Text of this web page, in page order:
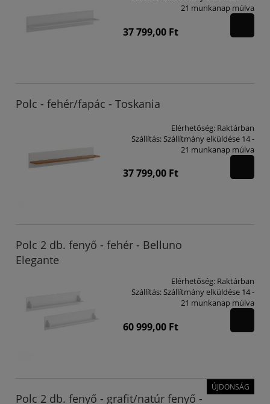
21 munkanap múlva
37 799,00 Ft
Polc - fehér/fapác - Toskania
Elérhetőség: Raktárban
Szállítás:Szállítmány elküldése 14 -
21 munkanap múlva
37 799,00 Ft
Polc 2 db. fenyő - fehér - Belluno
Elegante
Elérhetőség: Raktárban
Szállítás:Szállítmány elküldése 14 -
21 munkanap múlva
60 999,00 Ft
Polc 2 db. fenyő - grafit/natúr fenyő -
ÚJDONSÁG